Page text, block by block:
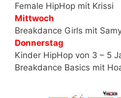
Female HipHop mit Krissi
Mittwoch
Breakdance Girls mit
Donnerstag
Kinder HipHop von 3 – 5
Breakdance Basics mit